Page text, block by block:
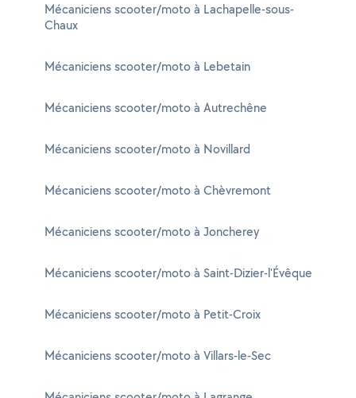
Mécaniciens scooter/moto à Lachapelle-sous-
Chaux
Mécaniciens scooter/moto à Lebetain
Mécaniciens scooter/moto à Autrechêne
Mécaniciens scooter/moto à Novillard
Mécaniciens scooter/moto à Chèvremont
Mécaniciens scooter/moto à Joncherey
Mécaniciens scooter/moto à Saint-Dizier-l'Évêque
Mécaniciens scooter/moto à Petit-Croix
Mécaniciens scooter/moto à Villars-le-Sec